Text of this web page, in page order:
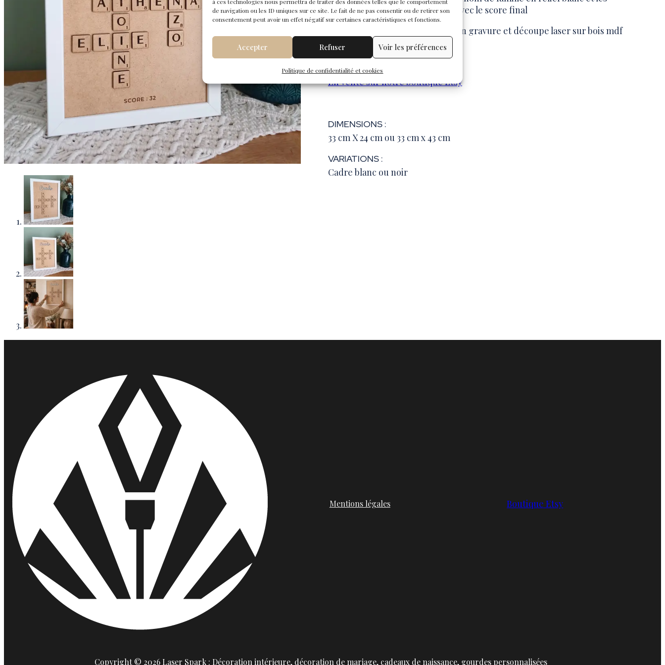
de navigation ou les ID uniques sur ce site. Le fait de ne pas consentir ou de retirer son
consentement peut avoir un effet négatif sur certaines caractéristiques et fonctions.
Accepter Refuser Voir les préférences
Politique de confidentialité et cookies
prénoms en lettres de scrabble avec le score final
L’intérieur du cadre est réalisé en gravure et découpe laser sur bois mdf
35,50€
En vente sur notre boutique Etsy
DIMENSIONS :
33 cm X 24 cm ou 33 cm x 43 cm
VARIATIONS :
Cadre blanc ou noir
Mentions légales Boutique Etsy
Copyright © 2026 Laser Spark : Décoration intérieure, décoration de mariage, cadeaux de naissance, gourdes personnalisées